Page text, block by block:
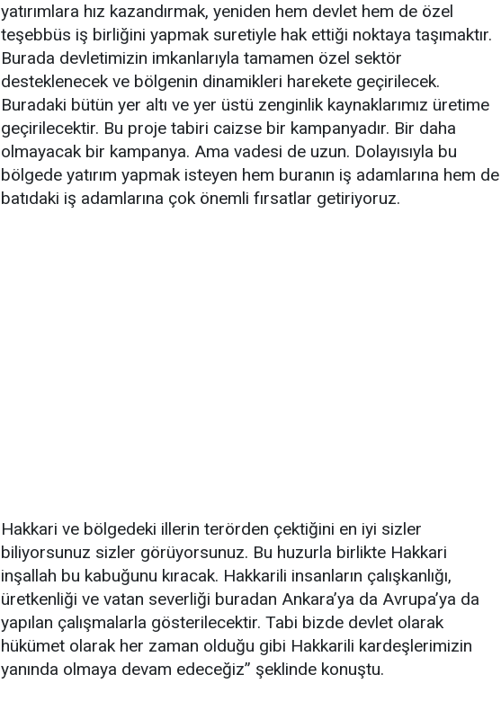
yatırımlara hız kazandırmak, yeniden hem devlet hem de özel
teşebbüs iş birliğini yapmak suretiyle hak ettiği noktaya taşımaktır.
Burada devletimizin imkanlarıyla tamamen özel sektör
desteklenecek ve bölgenin dinamikleri harekete geçirilecek.
Buradaki bütün yer altı ve yer üstü zenginlik kaynaklarımız üretime
geçirilecektir. Bu proje tabiri caizse bir kampanyadır. Bir daha
olmayacak bir kampanya. Ama vadesi de uzun. Dolayısıyla bu
bölgede yatırım yapmak isteyen hem buranın iş adamlarına hem de
batıdaki iş adamlarına çok önemli fırsatlar getiriyoruz.
Hakkari ve bölgedeki illerin terörden çektiğini en iyi sizler
biliyorsunuz sizler görüyorsunuz. Bu huzurla birlikte Hakkari
inşallah bu kabuğunu kıracak. Hakkarili insanların çalışkanlığı,
üretkenliği ve vatan severliği buradan Ankara’ya da Avrupa’ya da
yapılan çalışmalarla gösterilecektir. Tabi bizde devlet olarak
hükümet olarak her zaman olduğu gibi Hakkarili kardeşlerimizin
yanında olmaya devam edeceğiz” şeklinde konuştu.